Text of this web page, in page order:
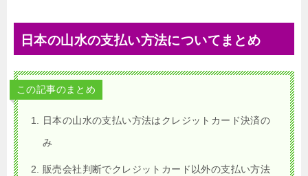
日本の山水の支払い方法についてまとめ
この記事のまとめ
日本の山水の支払い方法はクレジットカード決済の
み
販売会社判断でクレジットカード以外の支払い方法